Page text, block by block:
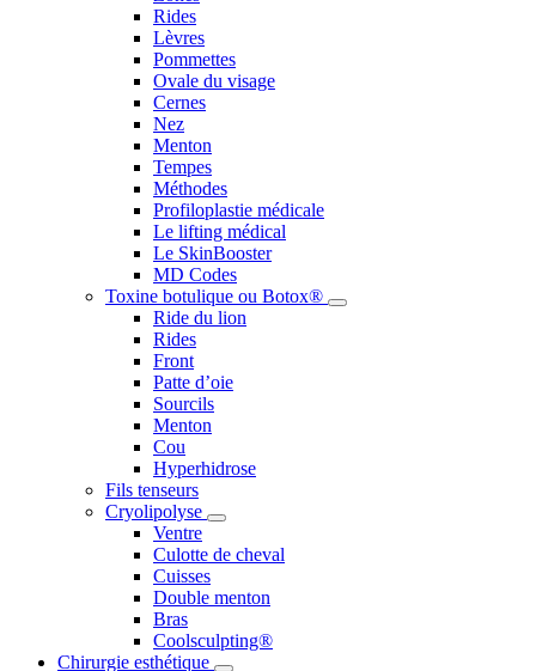
Rides
Lèvres
Pommettes
Ovale du visage
Cernes
Nez
Menton
Tempes
Méthodes
Profiloplastie médicale
Le lifting médical
Le SkinBooster
MD Codes
Toxine botulique ou Botox®
Ride du lion
Rides
Front
Patte d’oie
Sourcils
Menton
Cou
Hyperhidrose
Fils tenseurs
Cryolipolyse
Ventre
Culotte de cheval
Cuisses
Double menton
Bras
Coolsculpting®
Chirurgie esthétique